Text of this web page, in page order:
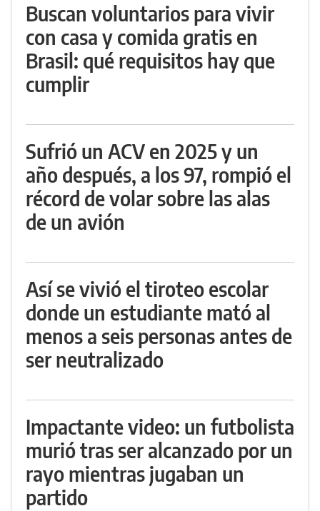
Buscan voluntarios para vivir
con casa y comida gratis en
Brasil: qué requisitos hay que
cumplir
Sufrió un ACV en 2025 y un
año después, a los 97, rompió el
récord de volar sobre las alas
de un avión
Así se vivió el tiroteo escolar
donde un estudiante mató al
menos a seis personas antes de
ser neutralizado
Impactante video: un futbolista
murió tras ser alcanzado por un
rayo mientras jugaban un
partido